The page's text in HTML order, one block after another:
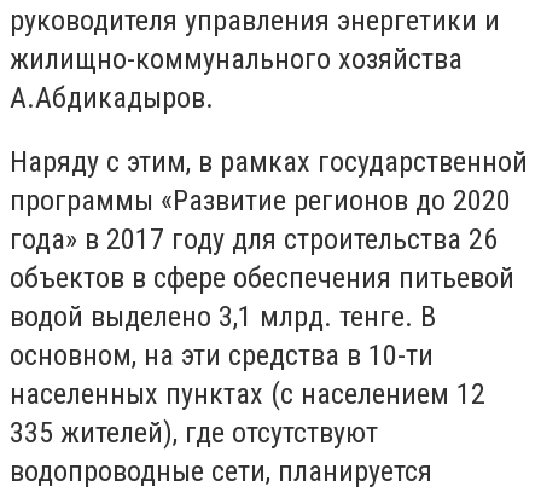
руководителя управления энергетики и
жилищно-коммунального хозяйства
А.Абдикадыров.
Наряду с этим, в рамках государственной
программы «Развитие регионов до 2020
года» в 2017 году для строительства 26
объектов в сфере обеспечения питьевой
водой выделено 3,1 млрд. тенге. В
основном, на эти средства в 10-ти
населенных пунктах (с населением 12
335 жителей), где отсутствуют
водопроводные сети, планируется